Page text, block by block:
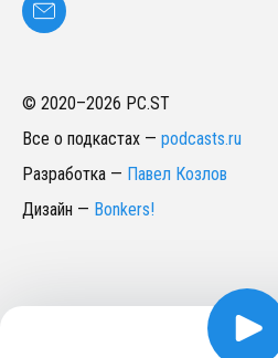
© 2020–2026 PC.ST
Все о подкастах — podcasts.ru
Разработка — Павел Козлов
Дизайн — Bonkers!